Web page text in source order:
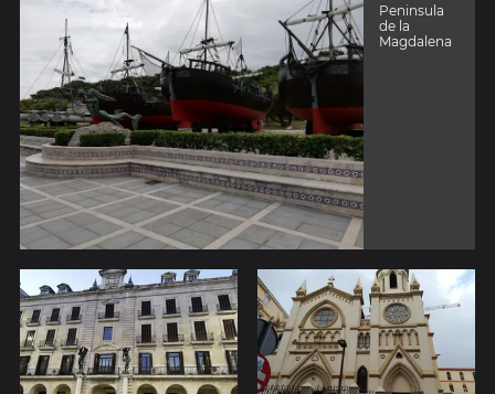
Peninsula
de la
Magdalena